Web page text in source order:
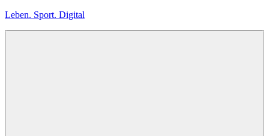
Zum
Leben. Sport. Digital